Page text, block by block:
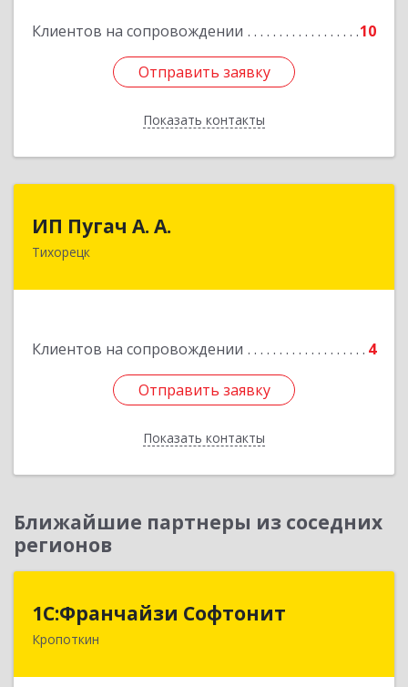
Клиентов на сопровождении 10
Отправить заявку
Показать контакты
Отправить заявку
Назад
ИП Пугач А. А.
Тихорецк
Клиентов на сопровождении 4
Отправить заявку
Показать контакты
352114, Краснодарский край, Тихорецкий р-н,
Подробнее
Отправить заявку
Назад
Ближайшие партнеры из соседних
регионов
1С:Франчайзи Софтонит
Кропоткин
1С:Франчайзи Софтонит
352380, Краснодарский край, Кавказский р-н,